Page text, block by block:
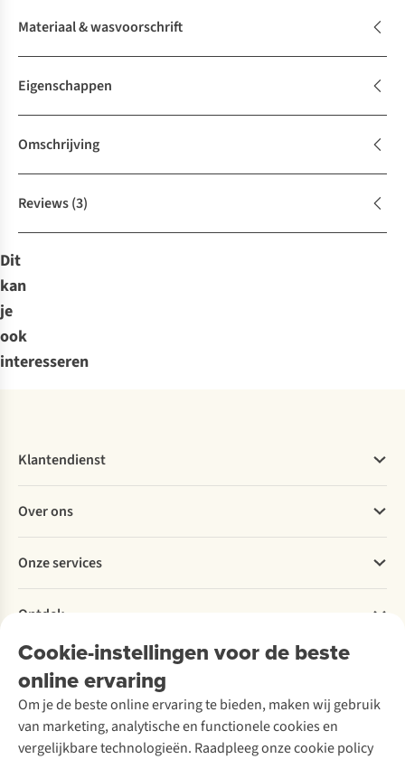
Materiaal & wasvoorschrift
Eigenschappen
Omschrijving
Reviews(3)
Dit
kan
je
ook
interesseren
Cookie-instellingen voor de beste
online ervaring
Om je de beste online ervaring te bieden, maken wij gebruik
van marketing, analytische en functionele cookies en
vergelijkbare technologieën. Raadpleeg onze cookie policy
Klantendienst
Bestellen
Betalen
Levering
Retourneren
Bestelling herroepen
Garantie
Contact
Over ons
Explore More
Verantwoord ondernemen
Over Ayacucho
Onze winkels
Over A.S.Adventure
Toegankelijkheidsverklaring
Onze services
Ski-onderhoud
Wasservice
Schoenonderhoud
Schoenherstelling
Kledingherstelling
Ontdek
A.S.Magazine
Podcast
Explore Academy
Explore Camp
Gear Check
Meld je aan voor de nieuwsbrief